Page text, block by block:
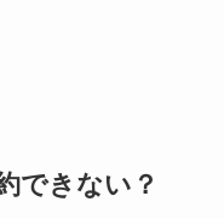
できない？